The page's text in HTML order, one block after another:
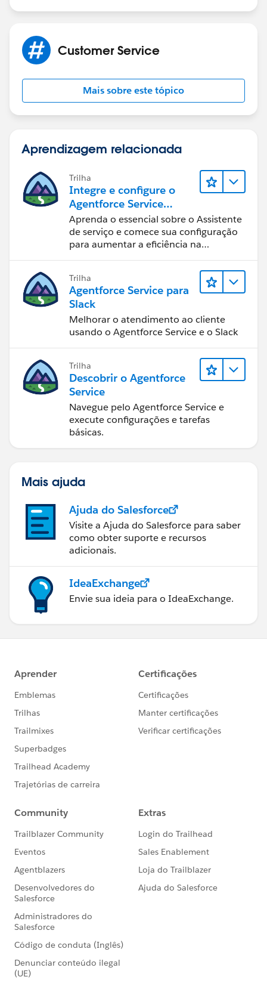
Customer Service
Mais sobre este tópico
Aprendizagem relacionada
Trilha
Integre e configure o
Agentforce Service
Assistant (Assistente de
serviço do Agentforce)
Aprenda o essencial sobre o Assistente
de serviço e comece sua configuração
para aumentar a eficiência na
Trilha
Agentforce Service para
Slack
Melhorar o atendimento ao cliente
usando o Agentforce Service e o Slack
Trilha
Descobrir o Agentforce
Service
Navegue pelo Agentforce Service e
execute configurações e tarefas
básicas.
Mais ajuda
Ajuda do Salesforce
Visite a Ajuda do Salesforce para saber
como obter suporte e recursos
adicionais.
IdeaExchange
Envie sua ideia para o IdeaExchange.